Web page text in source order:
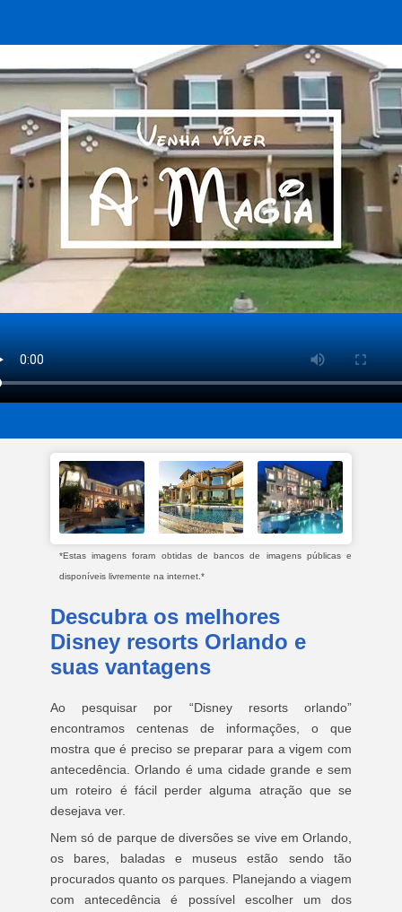
*Estas imagens foram obtidas de bancos de imagens públicas e
disponíveis livremente na internet.*
Descubra os melhores
Disney resorts Orlando e
suas vantagens
Ao pesquisar por “Disney resorts orlando”
encontramos centenas de informações, o que
mostra que é preciso se preparar para a vigem com
antecedência. Orlando é uma cidade grande e sem
um roteiro é fácil perder alguma atração que se
desejava ver.
Nem só de parque de diversões se vive em Orlando,
os bares, baladas e museus estão sendo tão
procurados quanto os parques. Planejando a viagem
com antecedência é possível escolher um dos